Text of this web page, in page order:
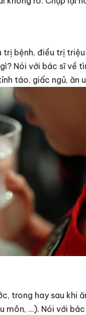
bệnh, điều trị
Nói với bác sĩ về
táo, giấc ngủ, ăn
trong hay sau khi
môn, …). Nói với